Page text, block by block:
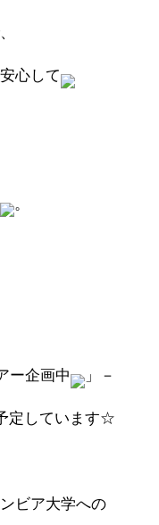
心して
。
ー企画中 」－
定しています☆
ビア大学への